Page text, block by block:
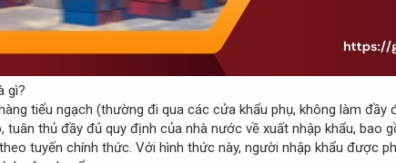
gì?
tiểu ngạch (thường đi qua các cửa khẩu phụ, không làm đầy
tuân thủ đầy đủ quy định của nhà nước về xuất nhập khẩu, bao
tuyến chính thức. Với hình thức này, người nhập khẩu được